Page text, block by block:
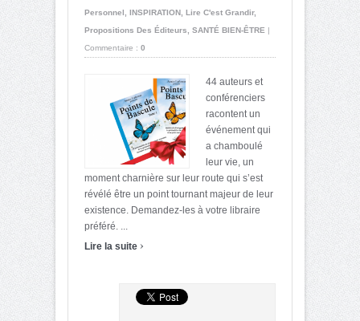
Personnel
INSPIRATION Lire C'est Grandir,
Propositions Des Éditeurs
SANTÉ BIEN-ÊTRE |
Commentaire : 0
44 auteurs et
conférenciers
racontent un
événement qui
a chamboulé
leur vie, un
moment charnière sur leur route qui s’est
révélé être un point tournant majeur de leur
existence. Demandez-les à votre libraire
préféré. ...
Lire la suite ›